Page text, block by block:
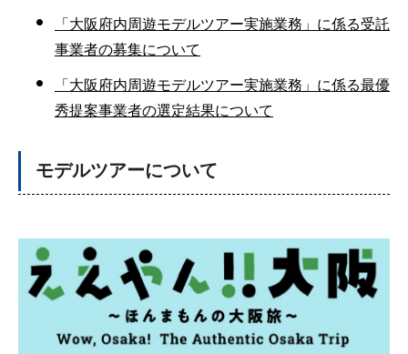
「大阪府内周遊モデルツアー実施業務」に係る受託
事業者の募集について
「大阪府内周遊モデルツアー実施業務」に係る最優
秀提案事業者の選定結果について
モデルツアーについて